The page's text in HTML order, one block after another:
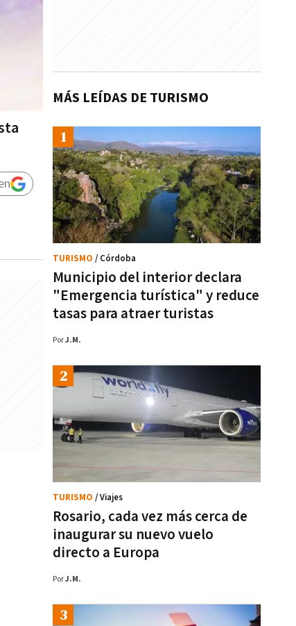
MÁS LEÍDAS DE TURISMO
Municipio del interior declara
"Emergencia turística" y reduce
tasas para atraer turistas
TURISMO / Córdoba
PorJ.M.
Rosario, cada vez más cerca de
inaugurar su nuevo vuelo
directo a Europa
TURISMO / Viajes
PorJ.M.